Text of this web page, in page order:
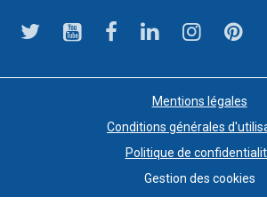
Mentions légales
Conditions générales
Politique de
Gestion des cookies